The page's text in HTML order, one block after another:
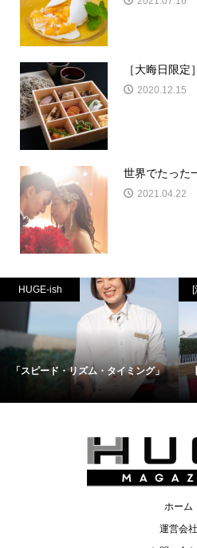
［大晦日限
2020.12.15
世界でたった
2021.04.22
HUGE-ish
「スピード・リズム・タイミング」
ホーム
運営会社